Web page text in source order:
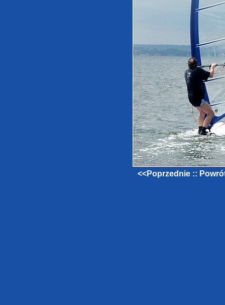
<<Poprzednie ::